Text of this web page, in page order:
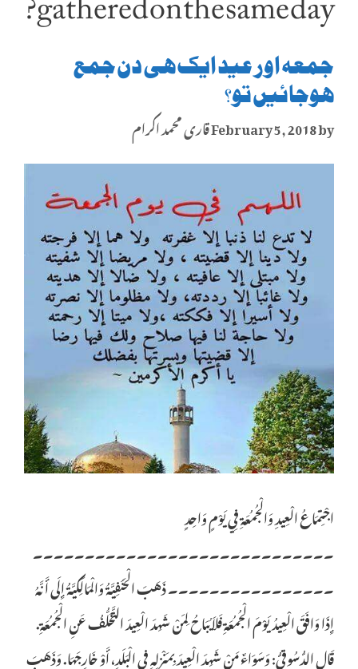
جمعہ اور عید ایک ہی دن جمع
ہوجائیں تو؟
February 5, 2018by قاری محمد اکرام
اجْتِمَاعُ الْعِيدِ وَالْجُمُعَةِ فِي يَوْمٍ وَاحِدٍ
۔۔۔۔۔۔۔۔۔۔۔۔۔۔۔۔۔۔۔۔۔۔۔۔۔۔۔۔۔
۔۔۔۔۔۔۔۔۔۔۔۔۔۔۔۔ ذَهَبَ الْحَنَفِيَّةُ وَالْمَالِكِيَّةُ إِلَى أَنَّهُ
إِذَا وَافَقَ الْعِيدُ يَوْمَ الْجُمُعَةِ فَلاَ يُبَاحُ لِمَنْ شَهِدَ الْعِيدَ التَّخَلُّفُ عَنِ الْجُمُعَةِ.
قَال الدُّسُوقِيُّ: وَسَوَاءٌ مَنْ شَهِدَ الْعِيدَ بِمَنْزِلِهِ فِي الْبَلَدِ، أَوْ خَارِجَهَا. وَذَهَبَ